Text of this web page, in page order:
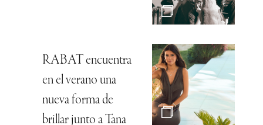
RABAT encuentra
en el verano una
nueva forma de
brillar junto a Tana